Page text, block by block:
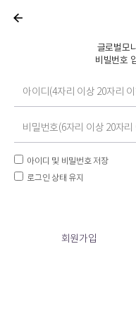
글로벌모
비빌번호
아이디 및 비밀번호 저장
로그인 상태 유지
회원가입